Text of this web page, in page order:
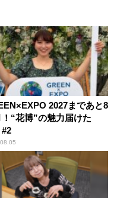
2027まであと8
！“花博”の魅力届けた
#2